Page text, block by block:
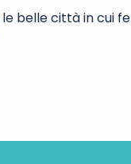
belle città in cui